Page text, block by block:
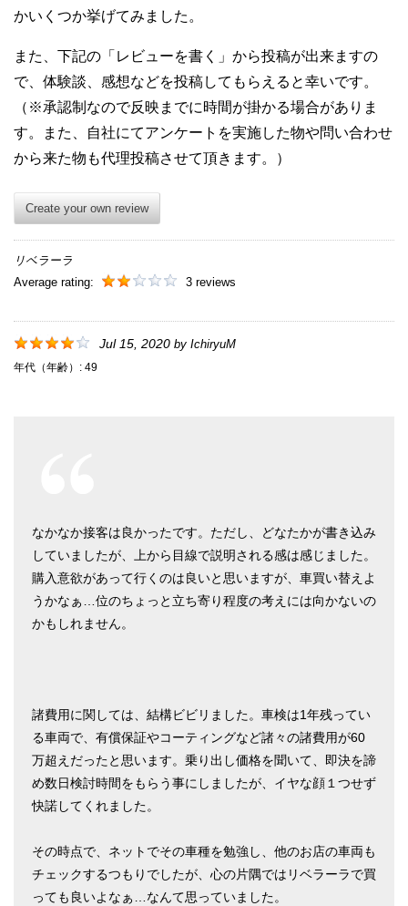
かいくつか挙げてみました。
また、下記の「レビューを書く」から投稿が出来ますの
で、体験談、感想などを投稿してもらえると幸いです。
（※承認制なので反映までに時間が掛かる場合がありま
す。また、自社にてアンケートを実施した物や問い合わせ
から来た物も代理投稿させて頂きます。）
Create your own review
リベラーラ
Average rating:
3 reviews
Jul 15, 2020 by IchiryuM
年代（年齢）: 49
なかなか接客は良かったです。ただし、どなたかが書き込み
していましたが、上から目線で説明される感は感じました。
購入意欲があって行くのは良いと思いますが、車買い替えよ
うかなぁ…位のちょっと立ち寄り程度の考えには向かないの
かもしれません。
諸費用に関しては、結構ビビリました。車検は1年残ってい
る車両で、有償保証やコーティングなど諸々の諸費用が60
万超えだったと思います。乗り出し価格を聞いて、即決を諦
め数日検討時間をもらう事にしましたが、イヤな顔１つせず
快諾してくれました。
その時点で、ネットでその車種を勉強し、他のお店の車両も
チェックするつもりでしたが、心の片隅ではリベラーラで買
っても良いよなぁ…なんて思っていました。